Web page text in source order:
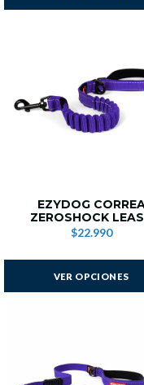
EZYDOG
ZEROSHOCK
$22.990
VER OPCIONES